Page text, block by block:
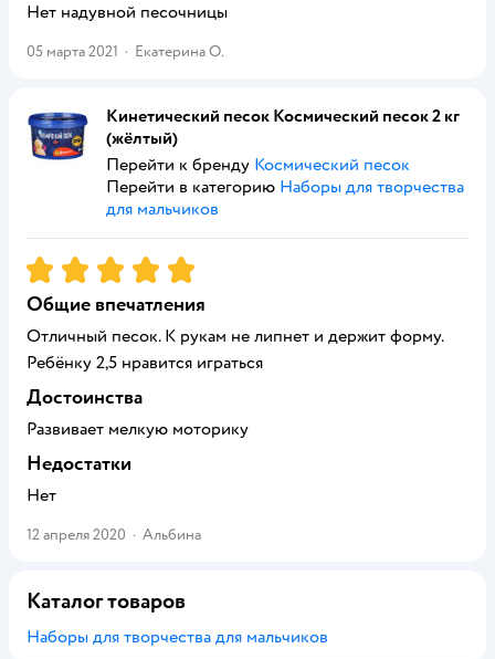
Нет надувной песочницы
05 марта 2021 · Екатерина О.
Кинетический песок Космический песок 2 кг
(жёлтый)
Перейти к бренду Космический песок
Перейти в категорию Наборы для творчества
для мальчиков
Рейтинг:5
Общие впечатления
Отличный песок. К рукам не липнет и держит форму.
Ребёнку 2,5 нравится играться
Достоинства
Развивает мелкую моторику
Недостатки
Нет
12 апреля 2020 · Альбина
Каталог товаров
Наборы для творчества для мальчиков